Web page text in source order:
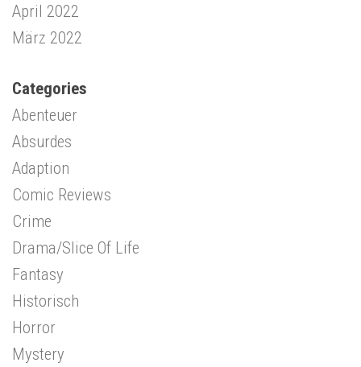
April 2022
März 2022
Categories
Abenteuer
Absurdes
Adaption
Comic Reviews
Crime
Drama/Slice Of Life
Fantasy
Historisch
Horror
Mystery